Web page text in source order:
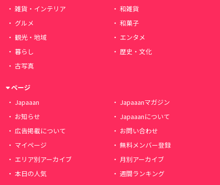
雑貨・インテリア
和雑貨
グルメ
和菓子
観光・地域
エンタメ
暮らし
歴史・文化
古写真
ページ
Japaaan
Japaaanマガジン
お知らせ
Japaaanについて
広告掲載について
お問い合わせ
マイページ
無料メンバー登録
エリア別アーカイブ
月別アーカイブ
本日の人気
週間ランキング